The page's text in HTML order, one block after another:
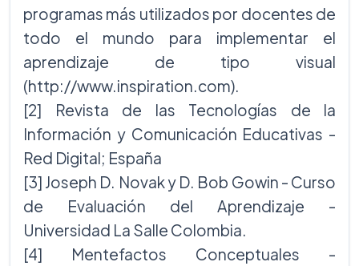
programas más utilizados por docentes de
todo el mundo para implementar el
aprendizaje de tipo visual
(http://www.inspiration.com).
[2] Revista de las Tecnologías de la
Información y Comunicación Educativas -
Red Digital; España
[3] Joseph D. Novak y D. Bob Gowin - Curso
de Evaluación del Aprendizaje -
Universidad La Salle Colombia.
[4] Mentefactos Conceptuales -